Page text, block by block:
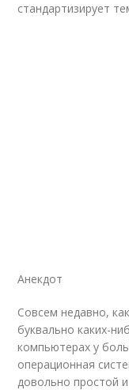
стандартизирует
Анекдот
Совсем недавно,
буквально каких-
компьютерах у
операционная
довольно простой